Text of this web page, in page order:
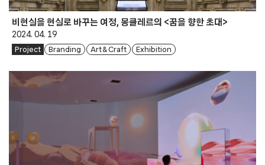
비현실을 현실로 바꾸는 여정, 몽클레르의 <꿈을 향한 초대>
2024. 04. 19
Project Branding Art & Craft Exhibition